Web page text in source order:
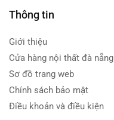
Thông tin
Giới thiệu
Cửa hàng nội thất đà nẵng
Sơ đồ trang web
Chính sách bảo mật
Điều khoản và điều kiện